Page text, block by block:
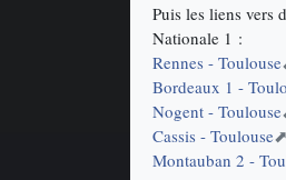
Puis les liens vers
Nationale 1 :
Rennes - Toulouse
Bordeaux 1 -
Nogent - Toulouse
Cassis - Toulouse
Montauban 2 -